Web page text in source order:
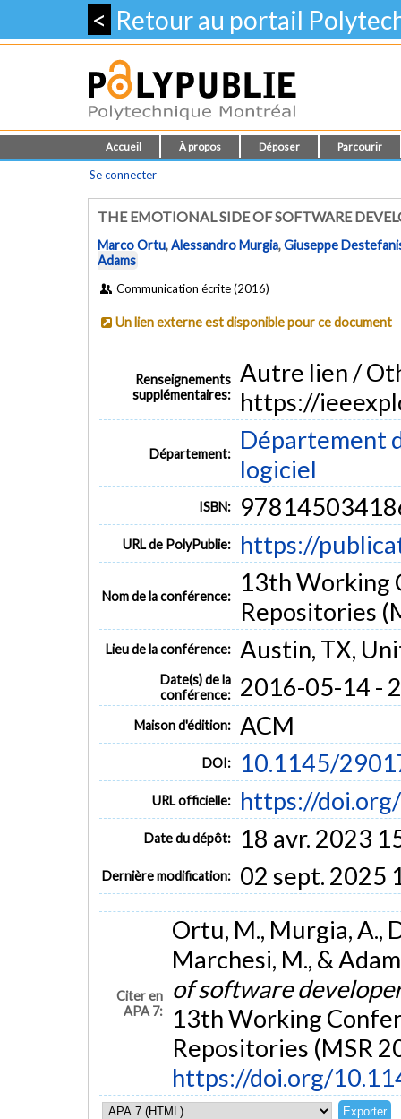
< Retour au portail
Accueil À propos Déposer Parcourir
Se connecter
THE EMOTIONAL SIDE OF SOFTWARE
Marco Ortu,Alessandro Murgia,Giuseppe
Adams
Communication écrite (2016)
Un lien externe est disponible pour ce document
Renseignements
supplémentaires:
Autre lien /
https://
Département:
Département
logiciel
ISBN:
URL de PolyPublie: https://
Nom de la conférence:
13th Working
Repositories
Lieu de la conférence: Austin, TX,
Date(s) de la
conférence:
2016-05-14 -
Maison d'édition: ACM
DOI: 10.1145/
URL officielle: https://
Date du dépôt: 18 avr. 2023
Dernière modification: 02 sept. 2025
Citer en
APA 7:
Ortu, M., Murgia, A.,
Marchesi, M., &
of software
13th Working
Repositories (MSR
https://doi.org/